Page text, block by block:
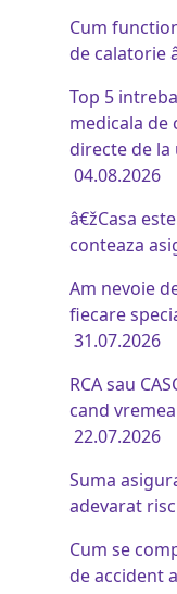
Cum
de calatorie
Top 5
medicala de
directe de
04.08.2026
â€žCasa
conteaza
Am nevoie
fiecare
31.07.2026
RCA sau
cand
22.07.2026
Suma
adevarat
Cum se
de accident